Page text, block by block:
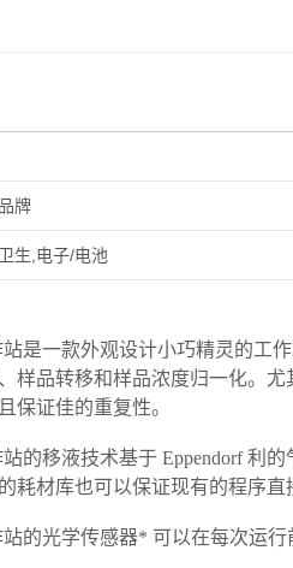
牌
生,电子/电池
站是一款外观设计小巧精灵的工
样品转移和样品浓度归一化。
保证佳的重复性。
站的移液技术基于 Eppendorf 利
耗材库也可以保证现有的程序直
站的光学传感器* 可以在每次运